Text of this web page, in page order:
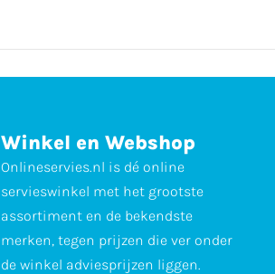
Winkel en Webshop
Onlineservies.nl is dé online
servieswinkel met het grootste
assortiment en de bekendste
merken, tegen prijzen die ver onder
de winkel adviesprijzen liggen.